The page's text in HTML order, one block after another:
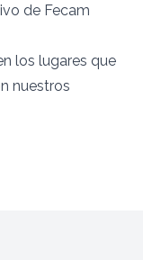
de Fecam
los lugares que
nuestros